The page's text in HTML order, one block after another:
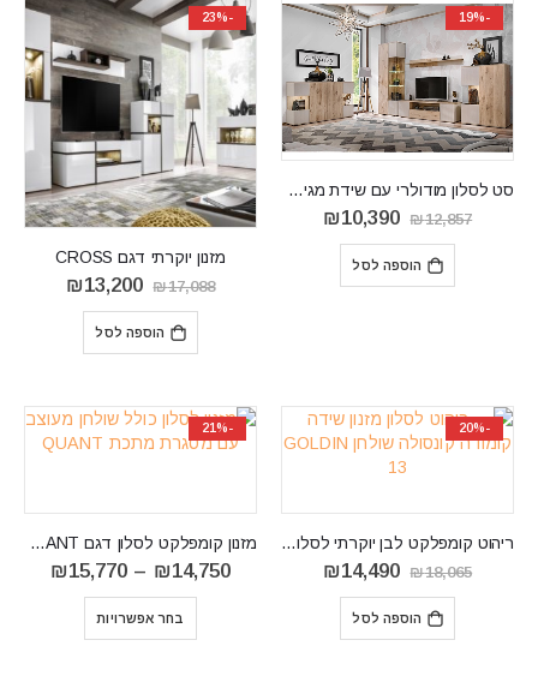
-19%
סט לסלון מודולרי עם שידת מגירות וויטרינות CATALINA A
₪12,857
המחיר
המקורי
היה:
₪12,857.
₪10,390
הוספה לסל
-23%
מזנון יוקרתי דגם CROSS
₪17,088
המחיר
המקורי
היה:
₪17,088.
₪13,200
הוספה לסל
-20%
ריהוט קומפלקט לבן יוקרתי לסלון דגם GOLDIN 13
₪18,065
המחיר
המקורי
היה:
₪18,065.
₪14,490
הוספה לסל
-21%
מזנון קומפלקט לסלון דגם QUANT
₪14,750
–
₪15,770
בחר אפשרויות